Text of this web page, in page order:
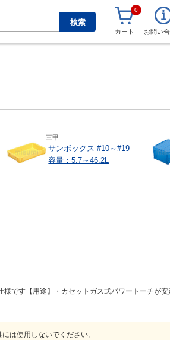
検索
0
カート お問い
三甲
サンボックス #10～#19
容量：5.7～46.2L
様です【用途】・カセットガス式パワートーチが
は使用しないでください。